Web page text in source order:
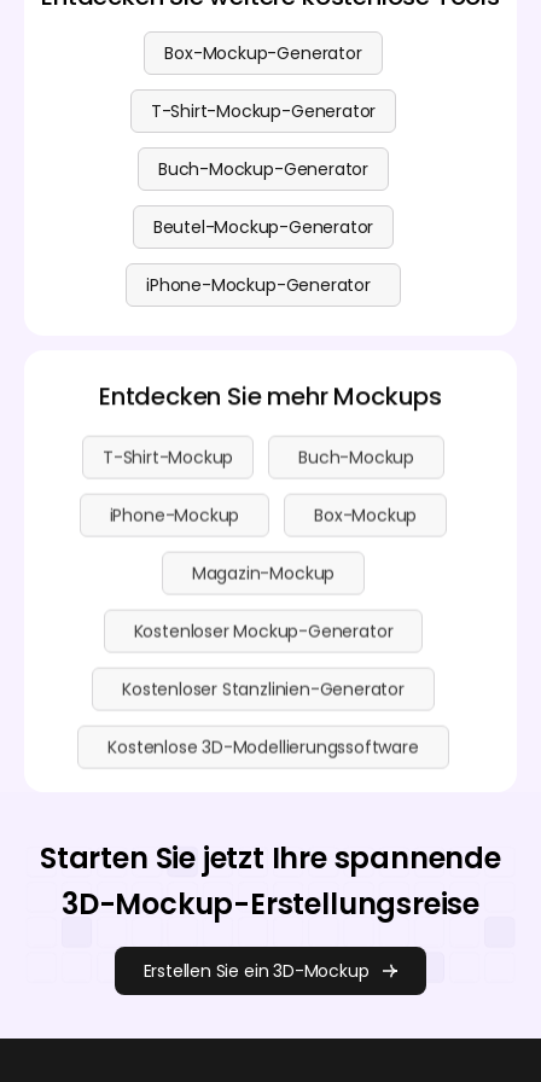
professionell und auffällig aussieht.
Gebühren sind transparent und klar angegeben,
sodass Sie mit Vertrauen wählen können.
Box-Mockup-Generator
T-Shirt-Mockup-Generator
Buch-Mockup-Generator
Beutel-Mockup-Generator
iPhone-Mockup-Generator
Entdecken Sie mehr Mockups
T-Shirt-Mockup Buch-Mockup
iPhone-Mockup Box-Mockup
Magazin-Mockup
Kostenloser Mockup-Generator
Kostenloser Stanzlinien-Generator
Kostenlose 3D-Modellierungssoftware
Starten Sie jetzt Ihre spannende
3D-Mockup-Erstellungsreise
Erstellen Sie ein 3D-Mockup